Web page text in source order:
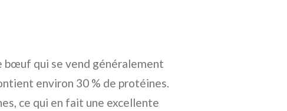
bœuf qui se vend généralement
environ 30 % de protéines.
ce qui en fait une excellente